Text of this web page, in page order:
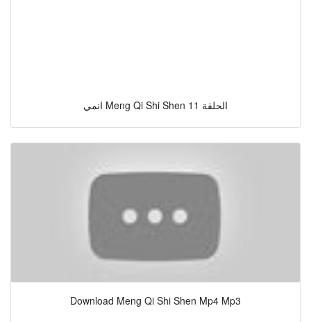
انمي Meng Qi Shi Shen الحلقة 11
Download Meng Qi Shi Shen Mp4 Mp3